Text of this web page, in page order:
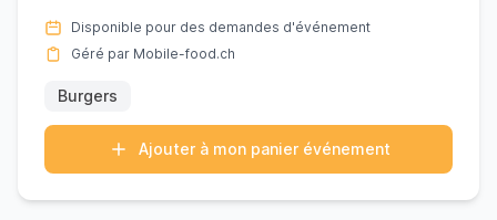
Disponible pour des demandes d'événement
Géré par Mobile-food.ch
Burgers
Ajouter à mon panier événement